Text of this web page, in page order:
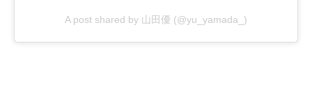
A post shared by 山田優 (@yu_yamada_)